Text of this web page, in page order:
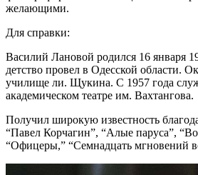
желающими.
Для справки:
Василий Лановой родился 16 января
детство провел в Одесской области.
училище ли. Щукина. С 1957 года
академическом театре им. Вахтангова.
Получил широкую известность
“Павел Корчагин”, “Алые паруса”,
“Офицеры,” “Семнадцать мгновений